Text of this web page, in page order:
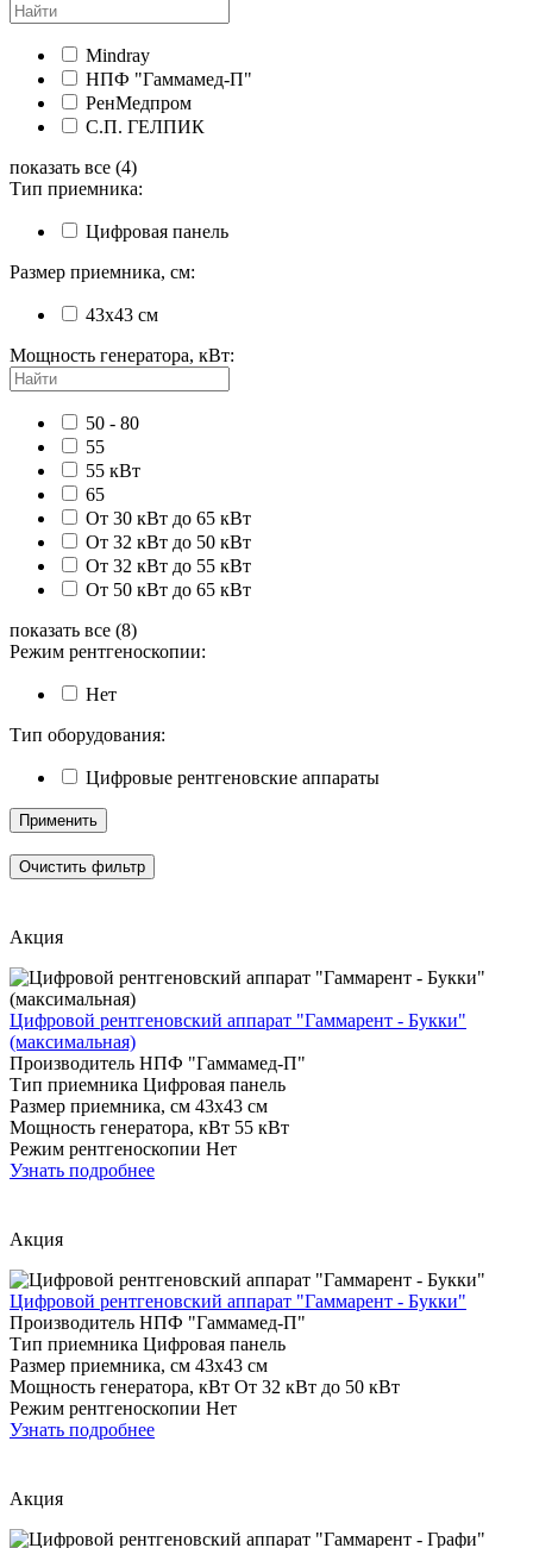
Mindray
НПФ "Гаммамед-П"
РенМедпром
С.П. ГЕЛПИК
показать все (4)
Тип приемника:
Цифровая панель
Размер приемника, см:
43х43 см
Мощность генератора, кВт:
50 - 80
55
55 кВт
65
От 30 кВт до 65 кВт
От 32 кВт до 50 кВт
От 32 кВт до 55 кВт
От 50 кВт до 65 кВт
показать все (8)
Режим рентгеноскопии:
Нет
Тип оборудования:
Цифровые рентгеновские аппараты
Применить
Очистить фильтр
Акция
Цифровой рентгеновский аппарат "Гаммарент - Букки"
(максимальная)
Производитель НПФ "Гаммамед-П"
Тип приемника Цифровая панель
Размер приемника, см 43х43 см
Мощность генератора, кВт 55 кВт
Режим рентгеноскопии Нет
Узнать подробнее
Акция
Цифровой рентгеновский аппарат "Гаммарент - Букки"
Производитель НПФ "Гаммамед-П"
Тип приемника Цифровая панель
Размер приемника, см 43х43 см
Мощность генератора, кВт От 32 кВт до 50 кВт
Режим рентгеноскопии Нет
Узнать подробнее
Акция